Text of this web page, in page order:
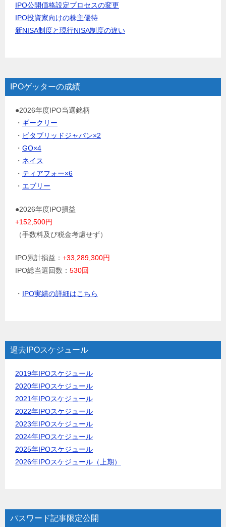
IPO公開価格設定プロセスの変更
IPO投資家向けの株主優待
新NISA制度と現行NISA制度の違い
IPOゲッターの成績
●2026年度IPO当選銘柄
・ ギークリー
・ ビタブリッドジャパン×2
・ GO×4
・ ネイス
・ ティアフォー×6
・ エブリー
●2026年度IPO損益
+152,500円
（手数料及び税金考慮せず）
IPO累計損益： +33,289,300円
IPO総当選回数： 530回
・ IPO実績の詳細はこちら
過去IPOスケジュール
2019年IPOスケジュール
2020年IPOスケジュール
2021年IPOスケジュール
2022年IPOスケジュール
2023年IPOスケジュール
2024年IPOスケジュール
2025年IPOスケジュール
2026年IPOスケジュール（上期）
パスワード記事限定公開